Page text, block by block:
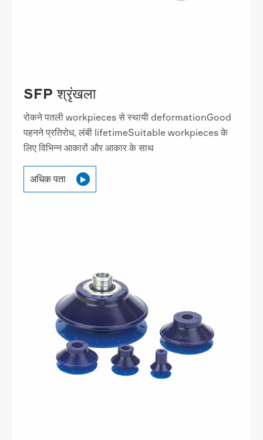
SFP श्रृंखला
रोकने पतली workpieces से स्थायी deformationGood
पहनने प्रतिरोध, लंबी lifetimeSuitable workpieces के
लिए विभिन्न आकारों और आकार के साथ
अधिक पता 